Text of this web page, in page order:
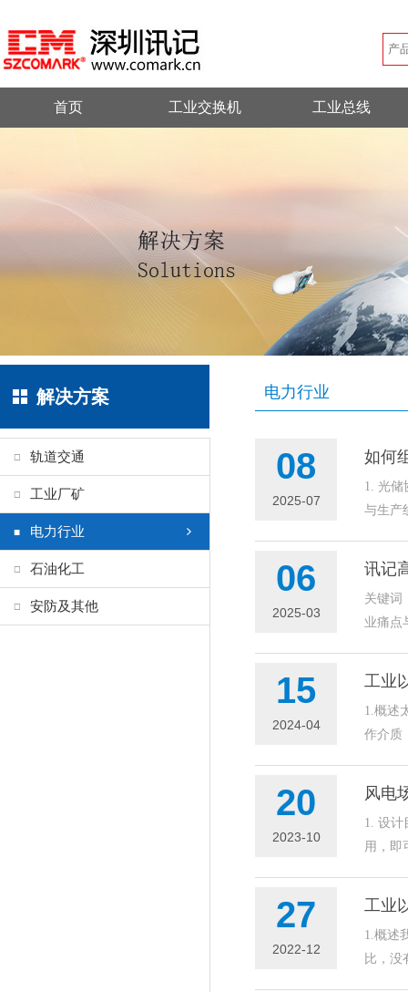
首页 工业交换机 工业总线
解决方案
轨道交通
工业厂矿
电力行业
石油化工
安防及其他
电力行业
08
2025-07
如何
1. 光储
与生产
06
2025-03
讯记
关键词
业痛点
15
2024-04
工业
1.概述
作介质
20
2023-10
风电
1. 设计
用，即
27
2022-12
工业
1.概述
比，没